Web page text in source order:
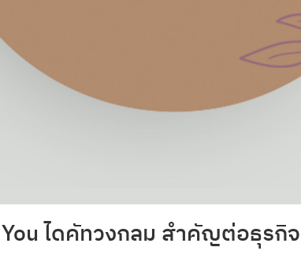
ไดคัทวงกลม สำคัญต่อธุรกิ